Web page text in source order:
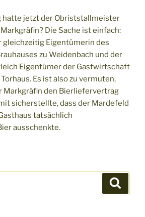
hatte jetzt der Obriststallmeister
Die Sache ist einfach:
gleichzeitig Eigentümerin des
zu Weidenbach und der
Eigentümer der Gastwirtschaft
Es ist also zu vermuten,
Markgräfin den Bierliefervertrag
sicherstellte, dass der Mardefeld
tatsächlich
ausschenkte.